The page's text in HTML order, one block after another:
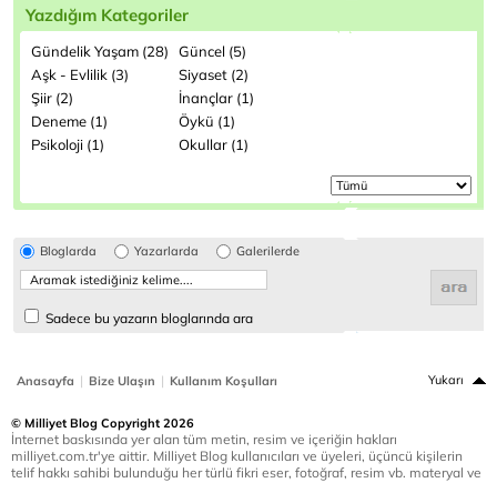
Yazdığım Kategoriler
Gündelik Yaşam (28)
Güncel (5)
Aşk - Evlilik (3)
Siyaset (2)
Şiir (2)
İnançlar (1)
Deneme (1)
Öykü (1)
Psikoloji (1)
Okullar (1)
Bloglarda Yazarlarda Galerilerde
Sadece bu yazarın bloglarında ara
Anasayfa | Bize Ulaşın | Kullanım Koşulları Yukarı
© Milliyet Blog Copyright 2026
İnternet baskısında yer alan tüm metin, resim ve içeriğin hakları
milliyet.com.tr'ye aittir. Milliyet Blog kullanıcıları ve üyeleri, üçüncü kişilerin
telif hakkı sahibi bulunduğu her türlü fikri eser, fotoğraf, resim vb. materyal ve